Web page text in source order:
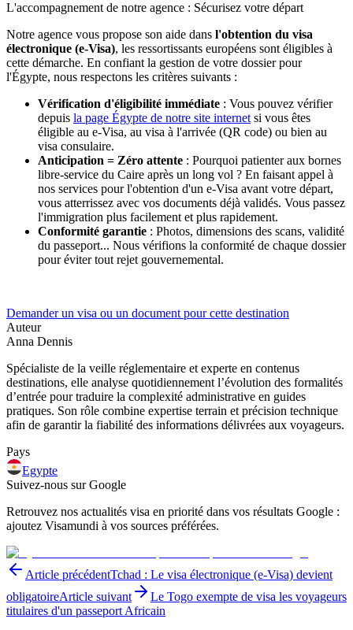
L'accompagnement de notre agence : Sécurisez votre départ
Notre agence vous propose son aide dans l'obtention du visa
électronique (e-Visa), les ressortissants européens sont éligibles à
cette démarche. En confiant la gestion de votre dossier pour
l'Égypte, nous respectons les critères suivants :
Vérification d'éligibilité immédiate : Vous pouvez vérifier
depuis la page Égypte de notre site internet si vous êtes
éligible au e-Visa, au visa à l'arrivée (QR code) ou bien au
visa consulaire.
Anticipation = Zéro attente : Pourquoi patienter aux bornes
libre-service du Caire après un long vol ? En faisant appel à
nos services pour l'obtention d'un e-Visa avant votre départ,
vous atterrissez avec vos documents déjà validés. Vous passez
l'immigration plus facilement et plus rapidement.
Conformité garantie : Photos, dimensions des scans, validité
du passeport... Nous vérifions la conformité de chaque dossier
pour éviter tout rejet gouvernemental.
Demander un visa ou un document pour cette destination
Auteur
Anna Dennis
Spécialiste de la veille réglementaire et experte en contenus
destinations, elle analyse quotidiennement l’évolution des formalités
d’entrée pour traduire la complexité administrative en guides
pratiques. Son rôle combine expertise terrain et précision technique
afin de garantir la fiabilité des informations délivrées aux voyageurs.
Pays
Egypte
Suivez-nous sur Google
Retrouvez nos actualités visa en priorité dans vos résultats Google :
ajoutez Visamundi à vos sources préférées.
Article précédentTchad : Le visa électronique (e-Visa) devient
obligatoireArticle suivant
Le Togo exempte de visa les voyageurs
titulaires d'un passeport Africain